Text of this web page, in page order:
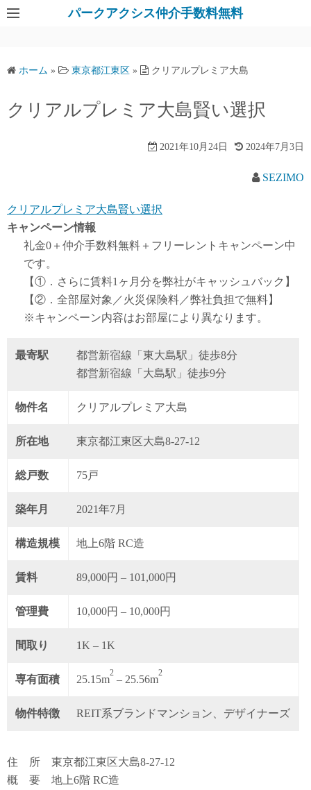
パークアクシス仲介手数料無料
ホーム » 東京都江東区 » クリアルプレミア大島
クリアルプレミア大島賢い選択
2021年10月24日 2024年7月3日
SEZIMO
クリアルプレミア大島賢い選択
キャンペーン情報
礼金0 ＋仲介手数料無料 ＋ フリーレント キャンペーン中
です。
【①．さらに賃料1ヶ月分を弊社がキャッシュバック】
【②．全部屋対象／火災保険料／弊社負担で無料】
※キャンペーン内容はお部屋により異なります。
最寄駅
都営新宿線「東大島駅」徒歩8分
都営新宿線「大島駅」徒歩9分
物件名 クリアルプレミア大島
所在地 東京都江東区大島8-27-12
総戸数 75戸
築年月 2021年7月
構造規模 地上6階 RC造
賃料 89,000円 – 101,000円
管理費 10,000円 – 10,000円
間取り 1K – 1K
専有面積 25.15m
2
– 25.56m
2
物件特徴 REIT系ブランドマンション、デザイナーズ
住 所 東京都江東区大島8-27-12
概 要 地上6階 RC造